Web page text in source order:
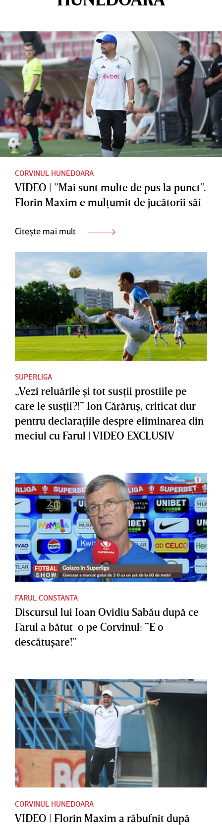
CORVINUL HUNEDOARA
VIDEO | ”Mai sunt multe de pus la punct”.
Florin Maxim e mulţumit de jucătorii săi
Citește mai mult
SUPERLIGA
„Vezi reluările şi tot susţii prostiile pe
care le susţii?!” Ion Cărăruş, criticat dur
pentru declaraţiile despre eliminarea din
meciul cu Farul | VIDEO EXCLUSIV
FARUL CONSTANTA
Discursul lui Ioan Ovidiu Sabău după ce
Farul a bătut-o pe Corvinul: ”E o
descătuşare!”
CORVINUL HUNEDOARA
VIDEO | Florin Maxim a răbufnit după